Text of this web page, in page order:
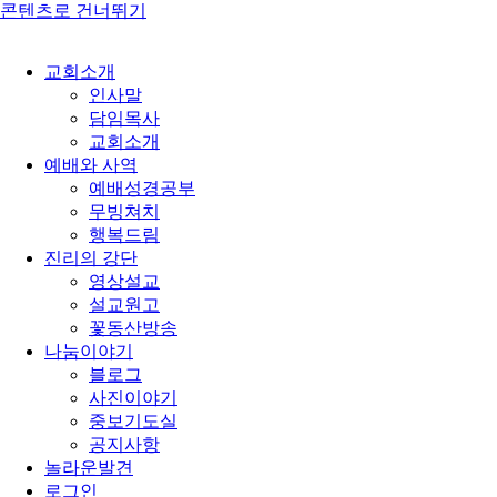
콘텐츠로 건너뛰기
교회소개
인사말
담임목사
교회소개
예배와 사역
예배성경공부
무빙쳐치
행복드림
진리의 강단
영상설교
설교원고
꽃동산방송
나눔이야기
블로그
사진이야기
중보기도실
공지사항
놀라운발견
로그인